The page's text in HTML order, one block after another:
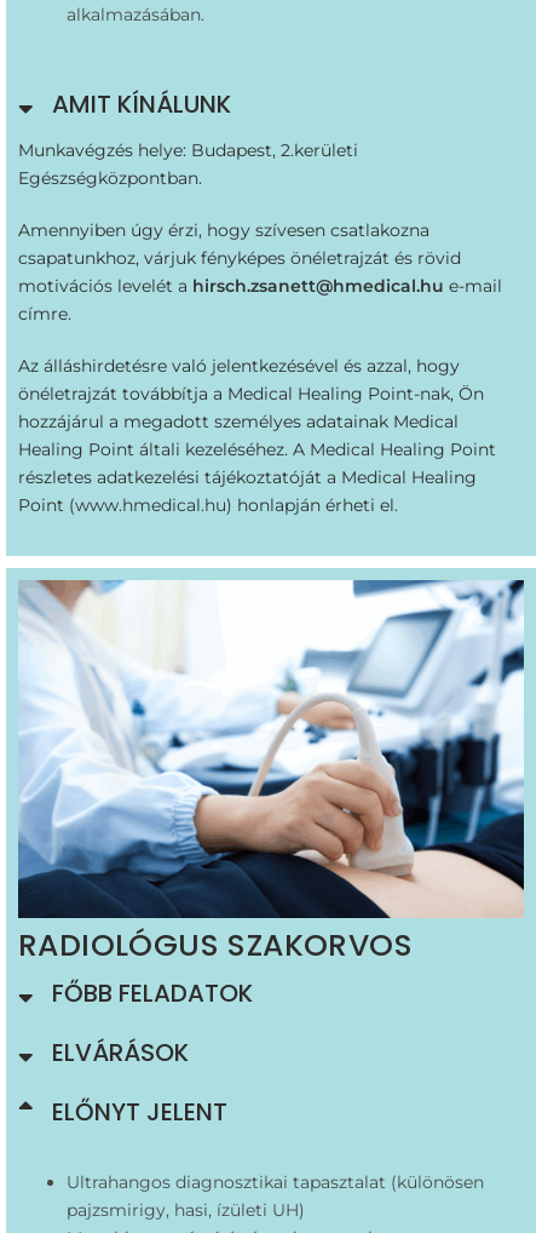
alkalmazásában.
AMIT KÍNÁLUNK
Munkavégzés helye: Budapest, 2.kerületi
Egészségközpontban.
Amennyiben úgy érzi, hogy szívesen csatlakozna
csapatunkhoz, várjuk fényképes önéletrajzát és rövid
motivációs levelét a hirsch.zsanett@hmedical.hu e-mail
címre.
Az álláshirdetésre való jelentkezésével és azzal, hogy
önéletrajzát továbbítja a Medical Healing Point-nak, Ön
hozzájárul a megadott személyes adatainak Medical
Healing Point általi kezeléséhez. A Medical Healing Point
részletes adatkezelési tájékoztatóját a Medical Healing
Point (www.hmedical.hu) honlapján érheti el.
RADIOLÓGUS SZAKORVOS
FŐBB FELADATOK
ELVÁRÁSOK
ELŐNYT JELENT
Ultrahangos diagnosztikai tapasztalat (különösen
pajzsmirigy, hasi, ízületi UH)